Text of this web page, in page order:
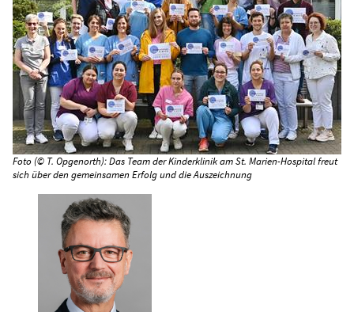
Foto (© T. Opgenorth): Das Team der Kinderklinik am St. Marien-Hospital freut
sich über den gemeinsamen Erfolg und die Auszeichnung